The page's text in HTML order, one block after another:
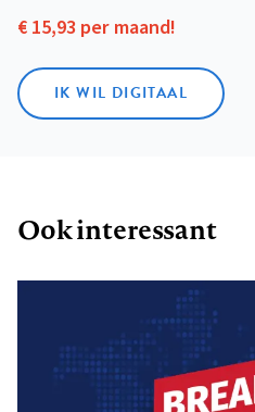
€ 15,93 per maand!
IK WIL DIGITAAL
Ook interessant